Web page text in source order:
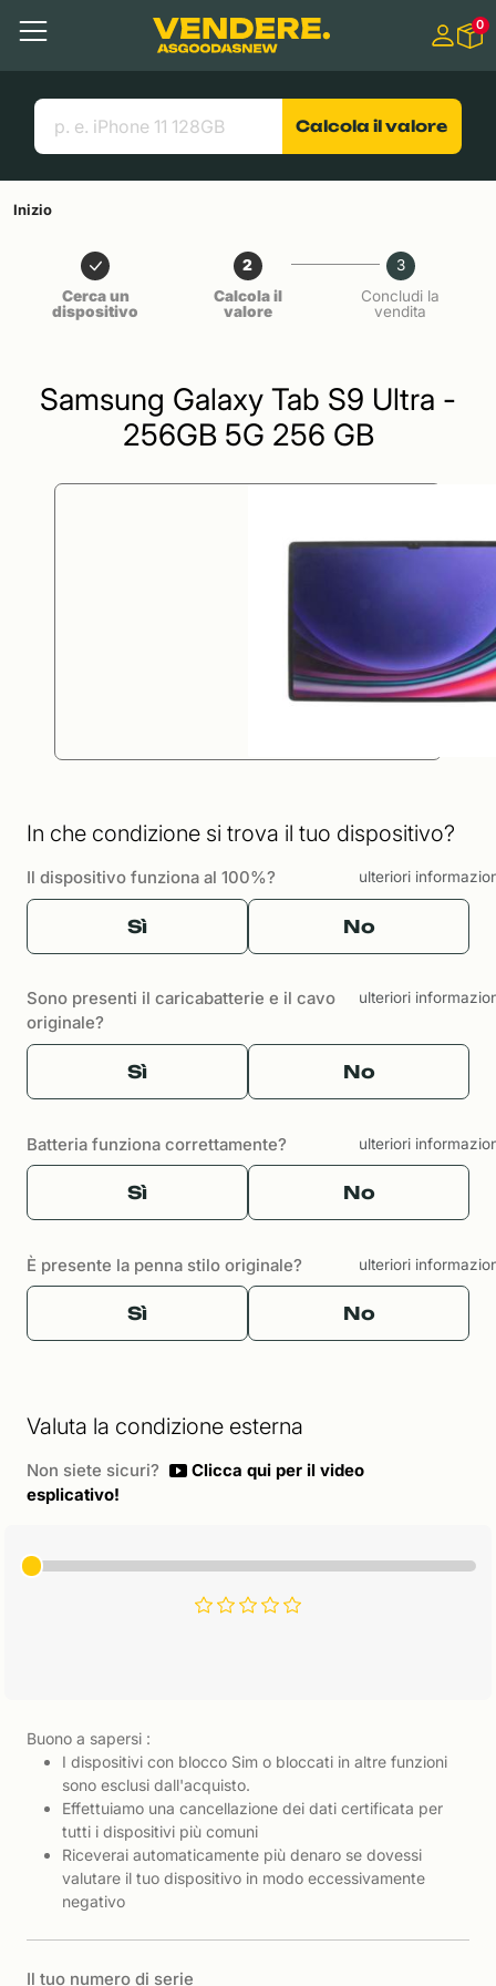
Contenuto principale
Menu
Cerca
Link utili
0
Calcola il valore
Inizio
Cerca un
dispositivo
2
Calcola il
valore
3
Concludi la
vendita
Samsung Galaxy Tab S9 Ultra -
256GB 5G 256 GB
In che condizione si trova il tuo dispositivo?
Il dispositivo funziona al 100%? ulteriori
Sì No
Sono presenti il caricabatterie e il cavo
originale?
ulteriori
Sì No
Batteria funziona correttamente? ulteriori
Sì No
È presente la penna stilo originale? ulteriori
Sì No
Valuta la condizione esterna
Non siete sicuri?
Clicca qui per il video
esplicativo!
Buono a sapersi :
I dispositivi con blocco Sim o bloccati in altre funzioni
sono esclusi dall'acquisto.
Effettuiamo una cancellazione dei dati certificata per
tutti i dispositivi più comuni
Riceverai automaticamente più denaro se dovessi
valutare il tuo dispositivo in modo eccessivamente
negativo
Il tuo numero di serie